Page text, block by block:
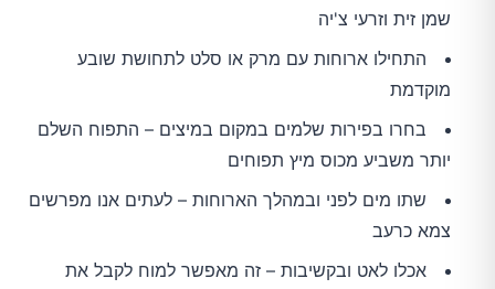
שמן זית וזרעי צ'יה
התחילו ארוחות עם מרק או סלט לתחושת שובע
מוקדמת
בחרו בפירות שלמים במקום במיצים – התפוח השלם
יותר משביע מכוס מיץ תפוחים
שתו מים לפני ובמהלך הארוחות – לעתים אנו מפרשים
צמא כרעב
אכלו לאט ובקשיבות – זה מאפשר למוח לקבל את